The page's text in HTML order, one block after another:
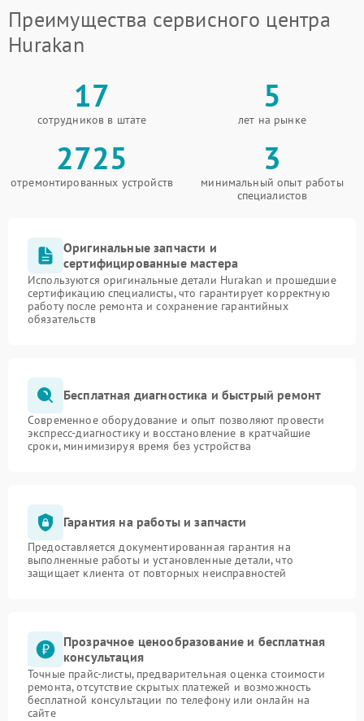
Преимущества сервисного центра
Hurakan
17
сотрудников в штате
5
лет на рынке
2725
отремонтированных устройств
3
минимальный опыт работы
специалистов
Оригинальные запчасти и
сертифицированные мастера
Используются оригинальные детали Hurakan и прошедшие
сертификацию специалисты, что гарантирует корректную
работу после ремонта и сохранение гарантийных
обязательств
Бесплатная диагностика и быстрый ремонт
Современное оборудование и опыт позволяют провести
экспресс-диагностику и восстановление в кратчайшие
сроки, минимизируя время без устройства
Гарантия на работы и запчасти
Предоставляется документированная гарантия на
выполненные работы и установленные детали, что
защищает клиента от повторных неисправностей
Прозрачное ценообразование и бесплатная
консультация
Точные прайс-листы, предварительная оценка стоимости
ремонта, отсутствие скрытых платежей и возможность
бесплатной консультации по телефону или онлайн на
сайте